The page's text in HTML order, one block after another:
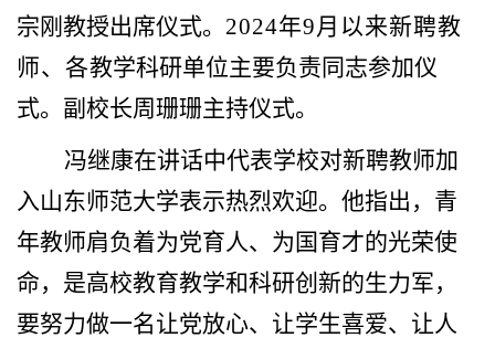
宗刚教授出席仪式。 2024年9月以来新聘教
师、各教学科研单位主要负责同志参加仪
式。副校长周珊珊主持仪式。
冯继康在讲话中代表学校对新聘教师加
入山东师范大学表示热烈欢迎。他指出，青
年教师肩负着为党育人、为国育才的光荣使
命，是高校教育教学和科研创新的生力军，
要努力做一名让党放心、让学生喜爱、让人